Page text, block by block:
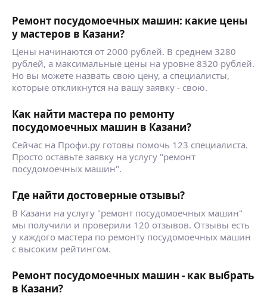
Ремонт посудомоечных машин: какие цены
у мастеров в Казани?
Цены начинаются от 2000 рублей. В среднем 3280
рублей, а максимальные цены на уровне 8320 рублей.
Но вы можете назвать свою цену, а специалисты,
которые откликнутся на вашу заявку - свою.
Как найти мастера по ремонту
посудомоечных машин в Казани?
Сейчас на Профи.ру готовы помочь 123 специалиста.
Просто оставьте заявку на услугу "ремонт
посудомоечных машин".
Где найти достоверные отзывы?
В Казани на услугу "ремонт посудомоечных машин"
мы получили и проверили 120 отзывов. Отзывы есть
у каждого мастера по ремонту посудомоечных машин
с высоким рейтингом.
Ремонт посудомоечных машин - как выбрать
в Казани?